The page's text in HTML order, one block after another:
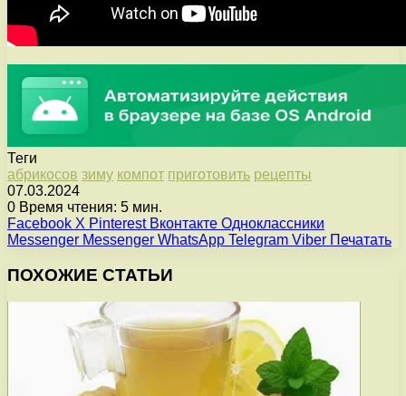
Теги
абрикосов зиму компот приготовить рецепты
07.03.2024
0 Время чтения: 5 мин.
Facebook X Pinterest Вконтакте Одноклассники
Messenger Messenger WhatsApp Telegram Viber Печатать
ПОХОЖИЕ СТАТЬИ